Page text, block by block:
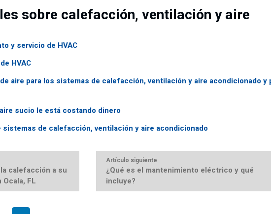
sobre calefacción, ventilación y aire
y servicio de HVAC
HVAC
aire para los sistemas de calefacción, ventilación y aire acondicionado y
sucio le está costando dinero
de calefacción, ventilación y aire acondicionado
calefacción a su
FL
Artículo siguiente
¿Qué es el mantenimiento eléctrico y qué
incluye?